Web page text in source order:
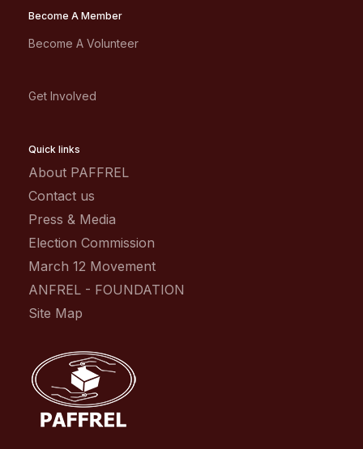
Become A Member
Become A Volunteer
Get Involved
Quick links
About PAFFREL
Contact us
Press & Media
Election Commission
March 12 Movement
ANFREL - FOUNDATION
Site Map